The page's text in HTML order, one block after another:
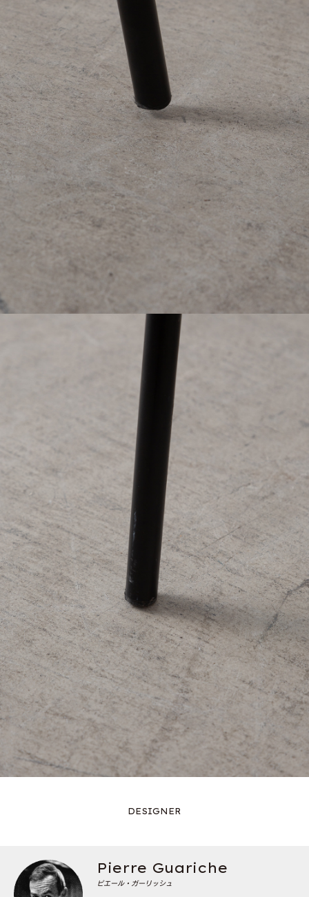
DESIGNER
Pierre Guariche
ピエール・ガーリッシュ